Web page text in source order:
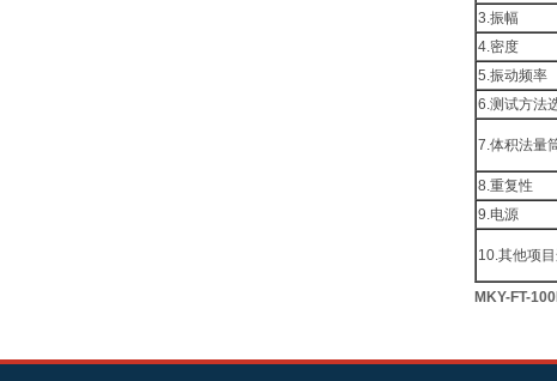
3.振幅
4.密度
5.振动频率
6.测试方法
7.体积法量
8.重复性
9.电源
10.其他项
MKY-FT-